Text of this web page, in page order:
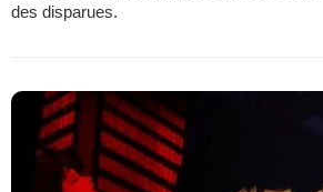
des disparues.